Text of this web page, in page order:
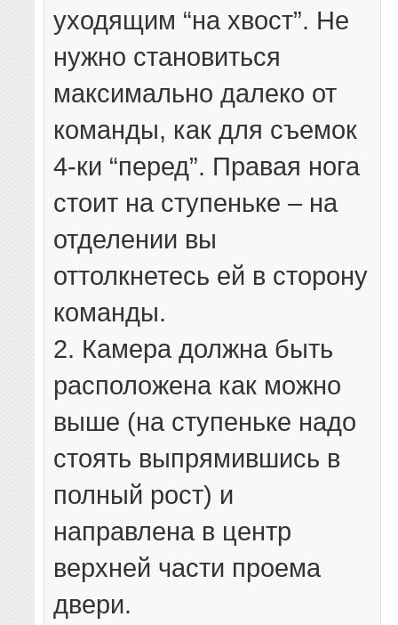
уходящим “на хвост”. Не
нужно становиться
максимально далеко от
команды, как для съемок
4-ки “перед”. Правая нога
стоит на ступеньке – на
отделении вы
оттолкнетесь ей в сторону
команды.
2. Камера должна быть
расположена как можно
выше (на ступеньке надо
стоять выпрямившись в
полный рост) и
направлена в центр
верхней части проема
двери.